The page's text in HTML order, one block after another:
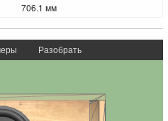
706.1 мм
Разобрать